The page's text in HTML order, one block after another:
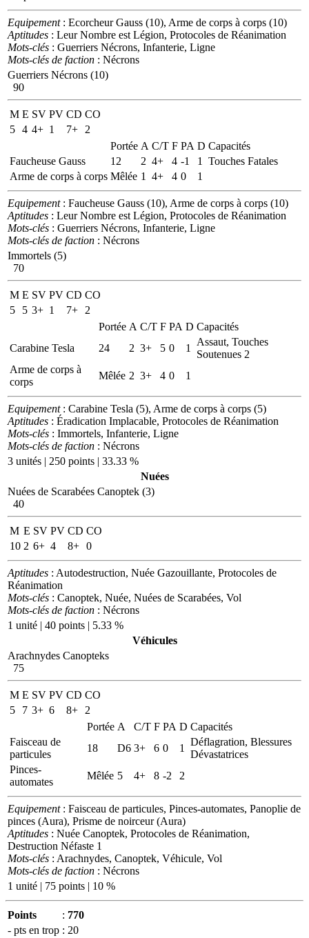
Equipement: Ecorcheur Gauss (10), Arme de corps à corps (10)
Aptitudes : Leur Nombre est Légion, Protocoles de Réanimation
Mots-clés : Guerriers Nécrons, Infanterie, Ligne
Mots-clés de faction : Nécrons
Guerriers Nécrons (10)
90
M E SV PV CD CO
5 4 4+ 1 7+
2
Portée A C/T F PA D Capacités
Faucheuse Gauss
12 2 4+ 4 -1 1
Touches Fatales
Arme de corps à corps Mêlée 1 4+ 4 0 1
Equipement: Faucheuse Gauss (10), Arme de corps à corps (10)
Aptitudes : Leur Nombre est Légion, Protocoles de Réanimation
Mots-clés : Guerriers Nécrons, Infanterie, Ligne
Mots-clés de faction : Nécrons
Immortels (5)
70
M E SV PV CD CO
5
5 3+ 1 7+
2
Portée A C/T F PA D Capacités
Carabine Tesla
24 2 3+ 5 0 1
Assaut, Touches
Soutenues 2
Arme de corps à
corps
Mêlée 2 3+ 4 0 1
Equipement: Carabine Tesla (5), Arme de corps à corps (5)
Aptitudes : Éradication Implacable, Protocoles de Réanimation
Mots-clés : Immortels, Infanterie, Ligne
Mots-clés de faction : Nécrons
3 unités | 250 points | 33.33 %
Nuées
Nuées de Scarabées Canoptek (3)
40
M E SV PV CD CO
10 2 6+ 4 8+ 0
Aptitudes : Autodestruction, Nuée Gazouillante, Protocoles de
Réanimation
Mots-clés : Canoptek, Nuée, Nuées de Scarabées, Vol
Mots-clés de faction : Nécrons
1 unité | 40 points | 5.33 %
Véhicules
Arachnydes Canopteks
75
M E SV PV CD CO
5
7 3+ 6 8+
2
Portée A C/T F PA D Capacités
Faisceau de
particules
18 D6 3+ 6 0 1
Déflagration, Blessures
Dévastatrices
Pinces-
automates
Mêlée 5 4+ 8 -2 2
Equipement: Faisceau de particules, Pinces-automates, Panoplie de
pinces (Aura), Prisme de noirceur (Aura)
Aptitudes : Nuée Canoptek, Protocoles de Réanimation,
Destruction Néfaste 1
Mots-clés : Arachnydes, Canoptek, Véhicule, Vol
Mots-clés de faction : Nécrons
1 unité | 75 points | 10 %
Points : 770
- pts en trop : 20